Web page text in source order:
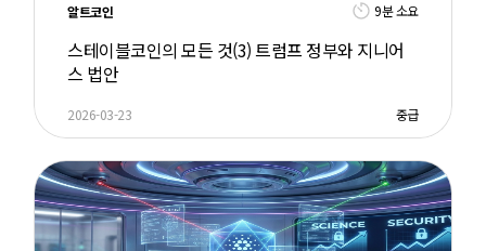
알트코인 9분 소요
스테이블코인의 모든 것(3) 트럼프 정부와 지니어
스 법안
2026-03-23 중급